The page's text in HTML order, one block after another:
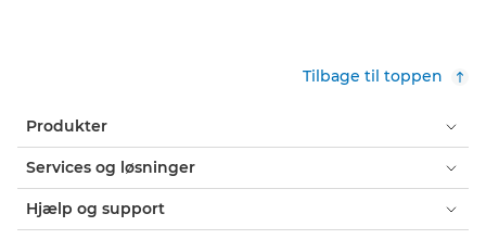
Tilbage til toppen
Produkter
Services og løsninger
Hjælp og support